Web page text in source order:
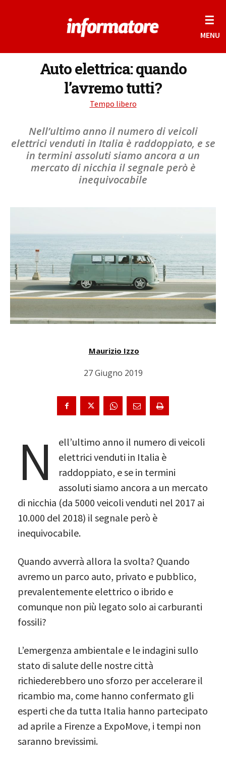
☰
MENU
Auto elettrica: quando
l’avremo tutti?
Tempo libero
Nell’ultimo anno il numero di veicoli
elettrici venduti in Italia è raddoppiato, e se
in termini assoluti siamo ancora a un
mercato di nicchia il segnale però è
inequivocabile
Maurizio Izzo
27 Giugno 2019
N
ell’ultimo anno il numero di veicoli
elettrici venduti in Italia è
raddoppiato, e se in termini
assoluti siamo ancora a un mercato
di nicchia (da 5000 veicoli venduti nel 2017 ai
10.000 del 2018) il segnale però è
inequivocabile.
Quando avverrà allora la svolta? Quando
avremo un parco auto, privato e pubblico,
prevalentemente elettrico o ibrido e
comunque non più legato solo ai carburanti
fossili?
L’emergenza ambientale e le indagini sullo
stato di salute delle nostre città
richiederebbero uno sforzo per accelerare il
ricambio ma, come hanno confermato gli
esperti che da tutta Italia hanno partecipato
ad aprile a Firenze a ExpoMove, i tempi non
saranno brevissimi.